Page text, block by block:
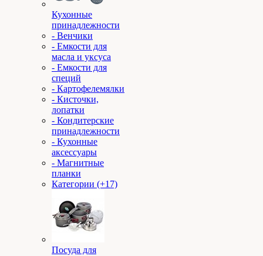
Кухонные
принадлежности
- Венчики
- Емкости для
масла и уксуса
- Емкости для
специй
- Картофелемялки
- Кисточки,
лопатки
- Кондитерские
принадлежности
- Кухонные
аксессуары
- Магнитные
планки
Категории (+17)
Посуда для